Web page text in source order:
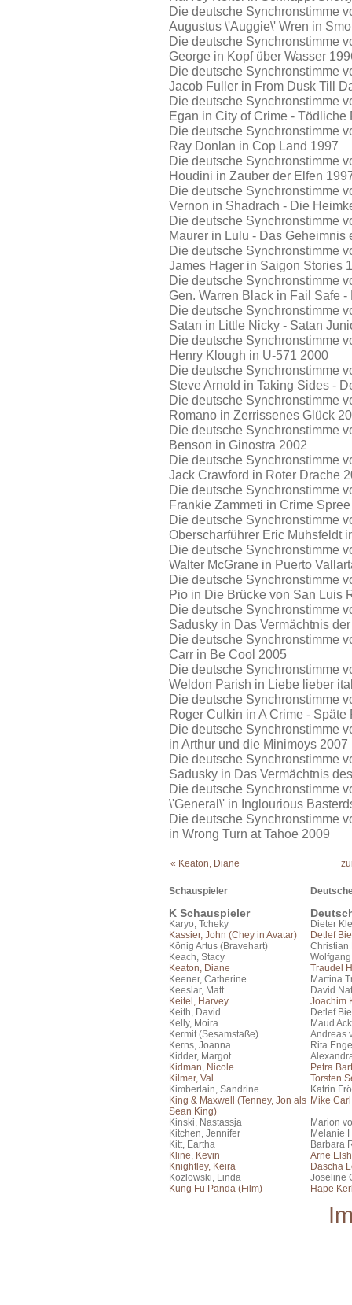
Die deutsche Synchronstimme
Augustus \'Auggie\' Wren in
Die deutsche Synchronstimme
George in Kopf über Wasser
Die deutsche Synchronstimme
Jacob Fuller in From Dusk Till
Die deutsche Synchronstimme
Egan in City of Crime - Tödliche
Die deutsche Synchronstimme
Ray Donlan in Cop Land 1997
Die deutsche Synchronstimme
Houdini in Zauber der Elfen
Die deutsche Synchronstimme
Vernon in Shadrach - Die
Die deutsche Synchronstimme
Maurer in Lulu - Das Geheimnis
Die deutsche Synchronstimme
James Hager in Saigon Stories
Die deutsche Synchronstimme
Gen. Warren Black in Fail Safe
Die deutsche Synchronstimme
Satan in Little Nicky - Satan
Die deutsche Synchronstimme
Henry Klough in U-571 2000
Die deutsche Synchronstimme
Steve Arnold in Taking Sides -
Die deutsche Synchronstimme
Romano in Zerrissenes Glück
Die deutsche Synchronstimme
Benson in Ginostra 2002
Die deutsche Synchronstimme
Jack Crawford in Roter Drache
Die deutsche Synchronstimme
Frankie Zammeti in Crime
Die deutsche Synchronstimme
Oberscharführer Eric Muhsfeldt
Die deutsche Synchronstimme
Walter McGrane in Puerto
Die deutsche Synchronstimme
Pio in Die Brücke von San Luis
Die deutsche Synchronstimme
Sadusky in Das Vermächtnis
Die deutsche Synchronstimme
Carr in Be Cool 2005
Die deutsche Synchronstimme
Weldon Parish in Liebe lieber
Die deutsche Synchronstimme
Roger Culkin in A Crime - Späte
Die deutsche Synchronstimme
in Arthur und die Minimoys 2007
Die deutsche Synchronstimme
Sadusky in Das Vermächtnis
Die deutsche Synchronstimme
\'General\' in Inglourious
Die deutsche Synchronstimme
in Wrong Turn at Tahoe 2009
« Keaton, Diane
Schauspieler
K Schauspieler
Karyo, Tcheky
Dieter
Kassier, John (Chey in Avatar)
Detlef
König Artus (Bravehart)
Christian
Keach, Stacy
Keaton, Diane
Traudel
Keener, Catherine
Martina
Keeslar, Matt
David
Keitel, Harvey
Joachim
Keith, David
Detlef
Kelly, Moira
Maud
Kermit (Sesamstaße)
Andreas
Kerns, Joanna
Rita
Kidder, Margot
Kidman, Nicole
Petra
Kilmer, Val
Torsten
Kimberlain, Sandrine
Katrin
King & Maxwell (Tenney, Jon als
Sean King)
Mike Carl
Kinski, Nastassja
Marion
Kitchen, Jennifer
Melanie
Kitt, Eartha
Barbara
Kline, Kevin
Arne
Knightley, Keira
Dascha
Kozlowski, Linda
Joseline
Kung Fu Panda (Film)
Hape